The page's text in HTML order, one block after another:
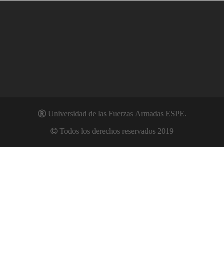
Universidad de las Fuerzas Armadas ESPE.
Todos los derechos reservados 2019